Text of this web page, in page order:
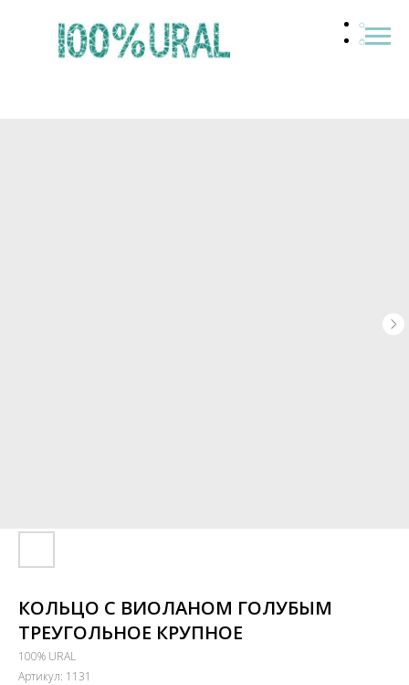
КОЛЬЦО С ВИОЛАНОМ ГОЛУБЫМ
ТРЕУГОЛЬНОЕ КРУПНОЕ
100% URAL
Артикул: 1131